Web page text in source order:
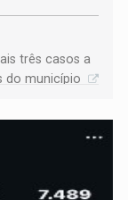
três casos a
do município